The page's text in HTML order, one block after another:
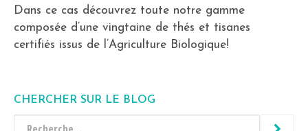
Dans ce cas découvrez toute notre gamme
composée d’une vingtaine de thés et tisanes
certifiés issus de l’Agriculture Biologique!
CHERCHER SUR LE BLOG